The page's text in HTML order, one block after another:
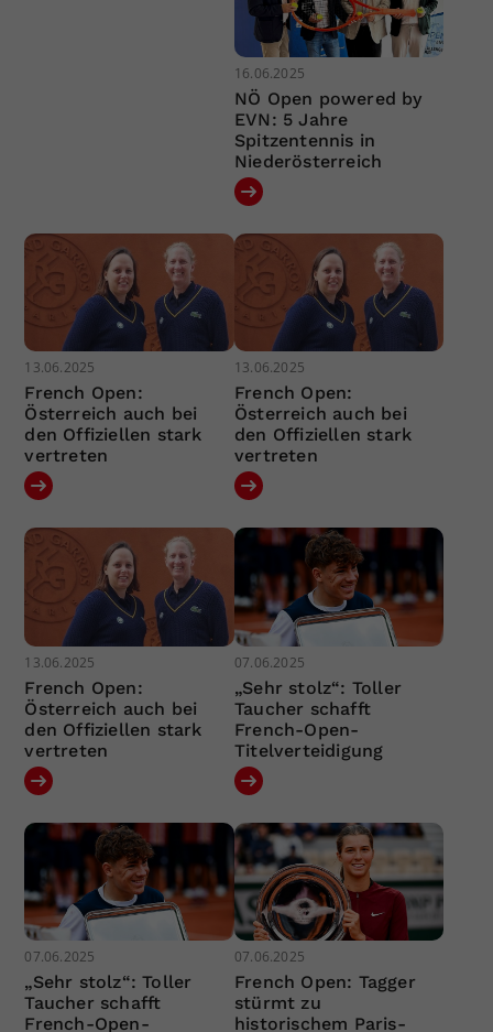
16.06.2025
NÖ Open powered by
EVN: 5 Jahre
Spitzentennis in
Niederösterreich
13.06.2025
French Open:
Österreich auch bei
den Offiziellen stark
vertreten
13.06.2025
French Open:
Österreich auch bei
den Offiziellen stark
vertreten
13.06.2025
French Open:
Österreich auch bei
den Offiziellen stark
vertreten
07.06.2025
„Sehr stolz“: Toller
Taucher schafft
French-Open-
Titelverteidigung
07.06.2025
„Sehr stolz“: Toller
Taucher schafft
French-Open-
07.06.2025
French Open: Tagger
stürmt zu
historischem Paris-